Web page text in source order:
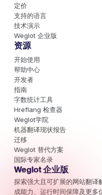
定价
支持的语言
技术演示
Weglot 企业版
资源
开始使用
帮助中心
开发者
指南
字数统计工具
Hreflang 检查器
Weglot学院
机器翻译现状报告
迁移
Weglot 替代方案
国际专家名录
Weglot 企业版
探索强大且可扩展的网站翻译
成能力、运行时间保障及更多